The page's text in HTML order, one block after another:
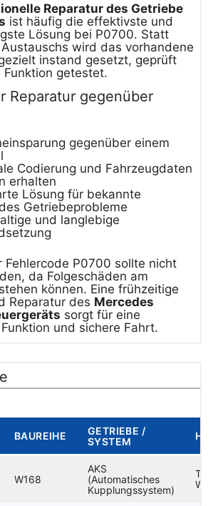
Reparatur des Getriebe
ist häufig die effektivste und
Lösung bei P0700. Statt
wird das vorhandene
instand gesetzt, geprüft
Funktion getestet.
Reparatur gegenüber
gegenüber einem
Codierung und Fahrzeugdaten
erhalten
Lösung für bekannte
Getriebeprobleme
und langlebige
Fehlercode P0700 sollte nicht
da Folgeschäden am
können. Eine frühzeitige
Reparatur des Mercedes
sorgt für eine
und sichere Fahrt.
BAUREIHE
GETRIEBE /
SYSTEM
W168
AKS
(Automatisches
Kupplungssystem)